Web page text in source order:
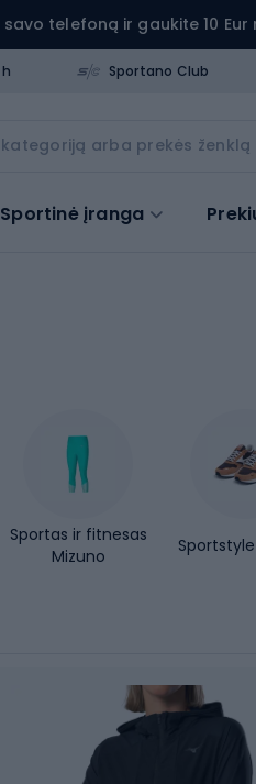
telefoną ir gaukite 10 Eur
Sportano Club
Sportinė įranga
Sportas ir fitnesas
Mizuno